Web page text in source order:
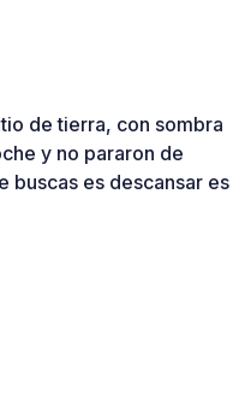
de tierra, con sombra
y no pararon de
buscas es descansar es